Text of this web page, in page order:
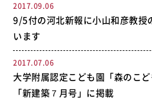
2017.09.06
9/5付の河北新報に小山和彦教授
います
2017.07.06
大学附属認定こども園「森のこ
「新建築７月号」に掲載